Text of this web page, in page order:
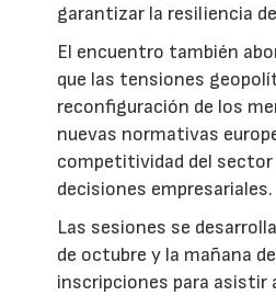
garantizar la resiliencia
El encuentro también
que las tensiones
reconfiguración de los
nuevas normativas
competitividad del sector
decisiones empresariales.
Las sesiones se
de octubre y la mañana
inscripciones para asistir